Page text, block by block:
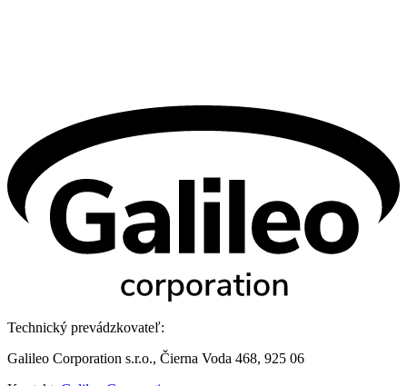
Technický prevádzkovateľ:
Galileo Corporation s.r.o., Čierna Voda 468, 925 06